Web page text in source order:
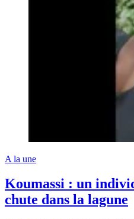
A la une
Koumassi : un
chute dans la lagune